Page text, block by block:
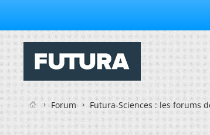
Forum Futura-Sciences : les forums